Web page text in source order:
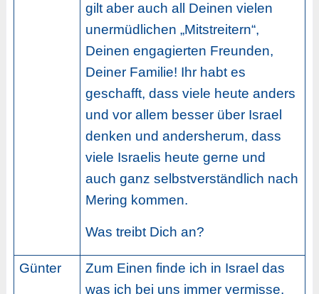
gilt aber auch all Deinen vielen
unermüdlichen „Mitstreitern“,
Deinen engagierten Freunden,
Deiner Familie! Ihr habt es
geschafft, dass viele heute anders
und vor allem besser über Israel
denken und andersherum, dass
viele Israelis heute gerne und
auch ganz selbstverständlich nach
Mering kommen.
Was treibt Dich an?
Günter
Zum Einen finde ich in Israel das
was ich bei uns immer vermisse,